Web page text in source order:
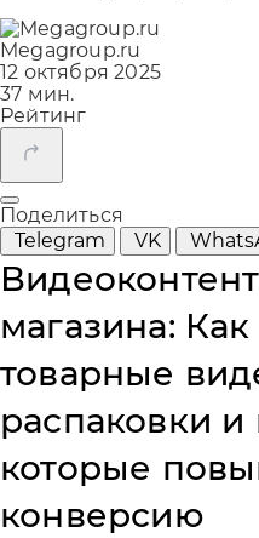
Megagroup.ru
12 октября 2025
37 мин.
Рейтинг
Поделиться
Telegram
VK
магазина:
товарные
распаковки и
которые
конверсию